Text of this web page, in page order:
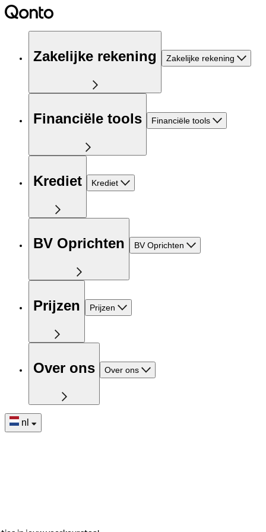
Zakelijke rekening Zakelijke rekening
Financiële tools Financiële tools
Krediet Krediet
BV Oprichten BV Oprichten
Prijzen Prijzen
Over ons Over ons
nl